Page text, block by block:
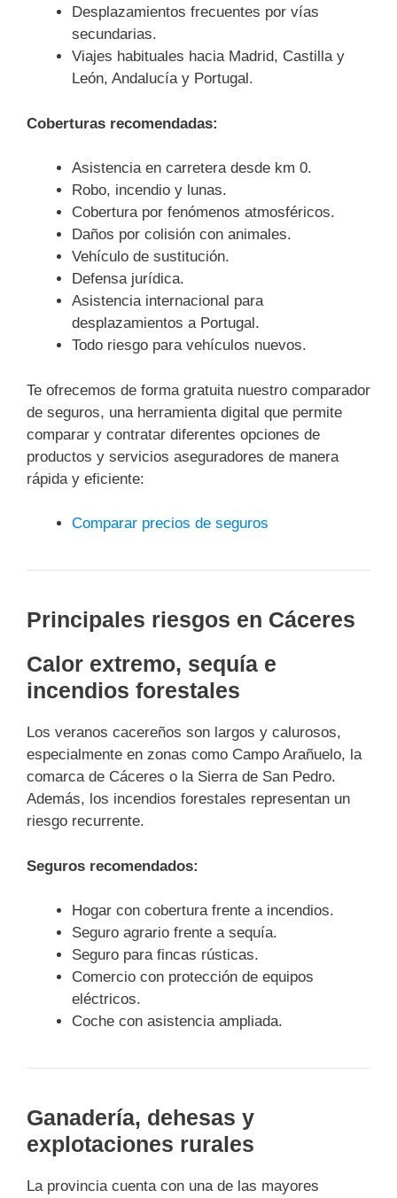
Desplazamientos frecuentes por vías
secundarias.
Viajes habituales hacia Madrid, Castilla y
León, Andalucía y Portugal.
Coberturas recomendadas:
Asistencia en carretera desde km 0.
Robo, incendio y lunas.
Cobertura por fenómenos atmosféricos.
Daños por colisión con animales.
Vehículo de sustitución.
Defensa jurídica.
Asistencia internacional para
desplazamientos a Portugal.
Todo riesgo para vehículos nuevos.
Te ofrecemos de forma gratuita nuestro comparador
de seguros, una herramienta digital que permite
comparar y contratar diferentes opciones de
productos y servicios aseguradores de manera
rápida y eficiente:
Comparar precios de seguros
Principales riesgos en Cáceres
Calor extremo, sequía e
incendios forestales
Los veranos cacereños son largos y calurosos,
especialmente en zonas como Campo Arañuelo, la
comarca de Cáceres o la Sierra de San Pedro.
Además, los incendios forestales representan un
riesgo recurrente.
Seguros recomendados:
Hogar con cobertura frente a incendios.
Seguro agrario frente a sequía.
Seguro para fincas rústicas.
Comercio con protección de equipos
eléctricos.
Coche con asistencia ampliada.
Ganadería, dehesas y
explotaciones rurales
La provincia cuenta con una de las mayores